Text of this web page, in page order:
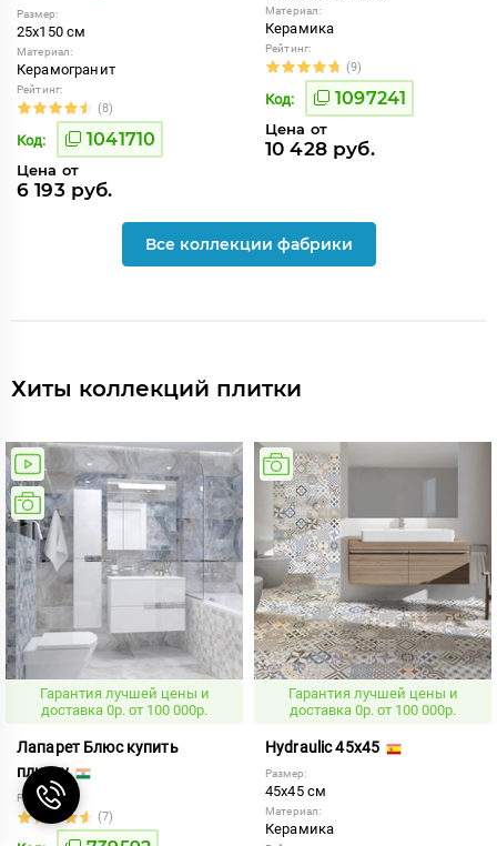
Размер:
25x150 см
Материал:
Керамогранит
Рейтинг:
(8)
Код: 1041710
Цена от
6 193 руб.
Материал:
Керамика
Рейтинг:
(9)
Код: 1097241
Цена от
10 428 руб.
Все коллекции фабрики
Хиты коллекций плитки
Гарантия лучшей цены и
доставка 0р. от 100 000р.
Лапарет Блюс купить
плитку
Рейтинг:
(7)
Гарантия лучшей цены и
доставка 0р. от 100 000р.
Hydraulic 45x45
Размер:
45x45 см
Материал:
Керамика